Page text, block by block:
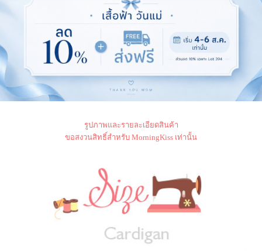
รูปภาพและรายละเอียดสินค้า
ขอสงวนสิทธิ์สำหรับ MorningKiss เท่านั้น